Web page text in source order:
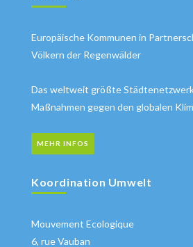
Europäische Kommunen in
Völkern der Regenwälder
Das weltweit größte
Maßnahmen gegen den globalen
MEHR INFOS
Koordination Umwelt
Mouvement Ecologique
6, rue Vauban